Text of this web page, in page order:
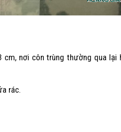
nơi côn trùng thường qua lại
rác.